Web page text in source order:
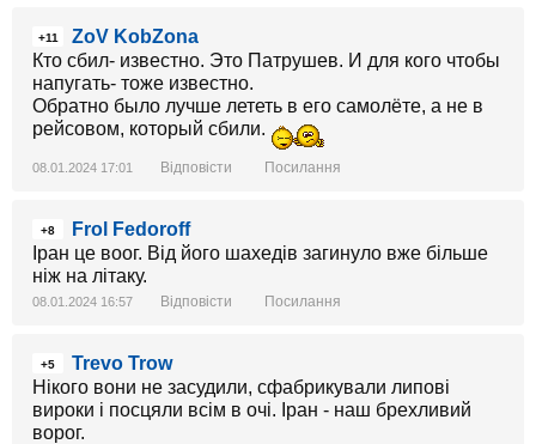
+11
ZoV KobZona
Кто сбил- известно. Это Патрушев. И для кого чтобы
напугать- тоже известно.
Обратно было лучше лететь в его самолёте, а не в
рейсовом, который сбили.
08.01.2024 17:01 Відповісти Посилання
+8
Frol Fedoroff
Іран це воог. Від його шахедів загинуло вже більше
ніж на літаку.
08.01.2024 16:57 Відповісти Посилання
+5
Trevo Trow
Нікого вони не засудили, сфабрикували липові
вироки і посцяли всім в очі. Іран - наш брехливий
ворог.